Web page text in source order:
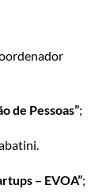
de Pessoas”;
– EVOA”;